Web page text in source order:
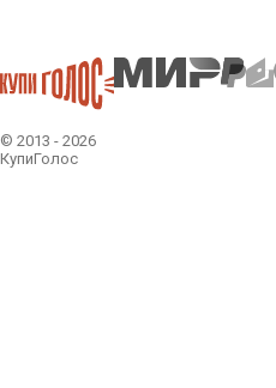
© 2013 - 2026
КупиГолос